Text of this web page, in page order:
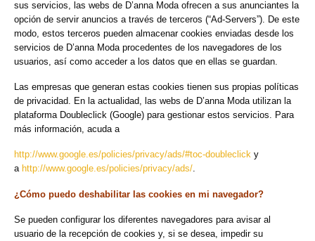
sus servicios, las webs de D’anna Moda ofrecen a sus anunciantes la
opción de servir anuncios a través de terceros (“Ad-Servers”). De este
modo, estos terceros pueden almacenar cookies enviadas desde los
servicios de D’anna Moda procedentes de los navegadores de los
usuarios, así como acceder a los datos que en ellas se guardan.
Las empresas que generan estas cookies tienen sus propias políticas
de privacidad. En la actualidad, las webs de D’anna Moda utilizan la
plataforma Doubleclick (Google) para gestionar estos servicios. Para
más información, acuda a
http://www.google.es/policies/privacy/ads/#toc-doubleclick y
a http://www.google.es/policies/privacy/ads/.
¿Cómo puedo deshabilitar las cookies en mi navegador?
Se pueden configurar los diferentes navegadores para avisar al
usuario de la recepción de cookies y, si se desea, impedir su